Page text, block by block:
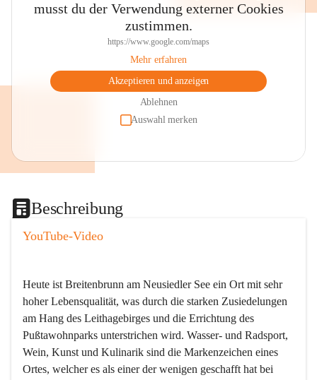
musst du der Verwendung externer Cookies
zustimmen.
https://www.google.com/maps
Mehr erfahren
Akzeptieren und anzeigen
Ablehnen
Auswahl merken
Beschreibung
YouTube-Video
Heute ist Breitenbrunn am Neusiedler See ein Ort mit sehr
hoher Lebensqualität, was durch die starken Zusiedelungen
am Hang des Leithagebirges und die Errichtung des
Pußtawohnparks unterstrichen wird. Wasser- und Radsport,
Wein, Kunst und Kulinarik sind die Markenzeichen eines
Ortes, welcher es als einer der wenigen geschafft hat bei